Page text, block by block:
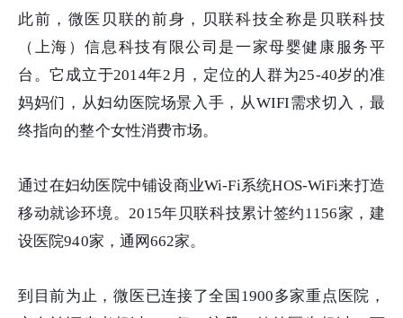
此前，微医贝联的前身，贝联科技全称是贝联科技
（上海）信息科技有限公司是一家母婴健康服务平
台。它成立于2014年2月，定位的人群为25-40岁的准
妈妈们，从妇幼医院场景入手，从WIFI需求切入，最
终指向的整个女性消费市场。
通过在妇幼医院中铺设商业Wi-Fi系统HOS-WiFi来打造
移动就诊环境。2015年贝联科技累计签约1156家，建
设医院940家，通网662家。
到目前为止，微医已连接了全国1900多家重点医院，